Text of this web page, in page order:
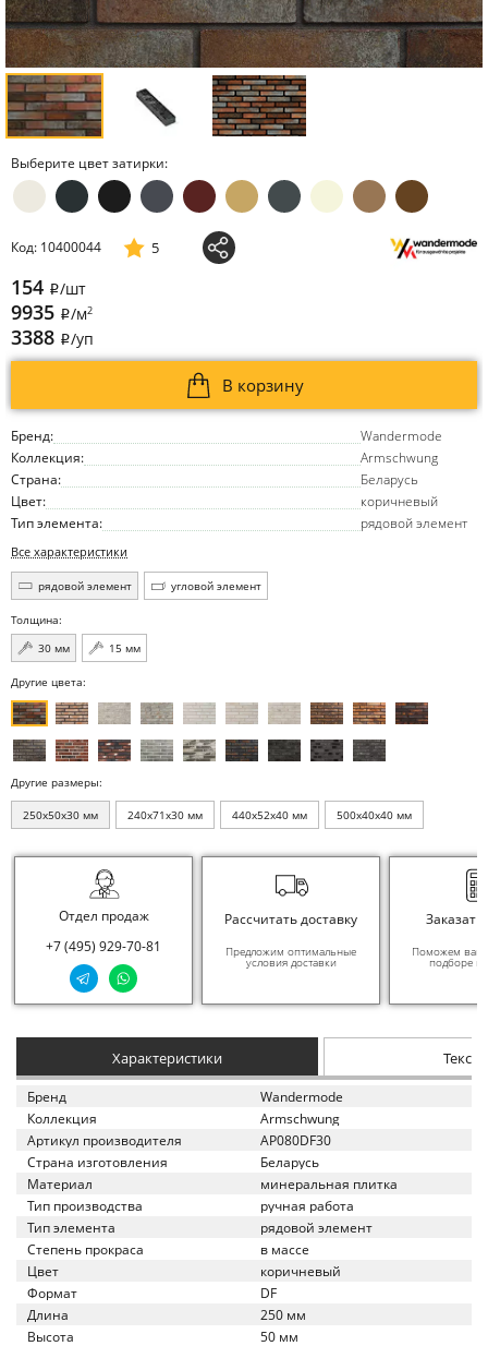
Выберите цвет затирки:
Бренд:
Wandermode
Коллекция:
Armschwung
Страна:
Беларусь
Цвет:
коричневый
Тип элемента:
рядовой элемент
Все характеристики
рядовой элемент угловой элемент
Толщина:
30 мм
15 мм
Код: 10400044 5
154 i/шт
9935 i/м2
3388 i/уп
В корзину
Другие цвета:
Другие размеры:
250x50x30 мм 240x71x30 мм 440x52x40 мм 500x40x40 мм
Отдел продаж
+7 (495) 929-70-81
Рассчитать доставку
Предложим оптимальные
условия доставки
Заказать
Поможем вам
подборе
Характеристики
Бренд
Wandermode
Коллекция
Armschwung
Артикул производителя
AP080DF30
Страна изготовления
Беларусь
Материал
минеральная плитка
Тип производства
ручная работа
Тип элемента
рядовой элемент
Степень прокраса
в массе
Цвет
коричневый
Формат
DF
Длина
250 мм
Высота
50 мм